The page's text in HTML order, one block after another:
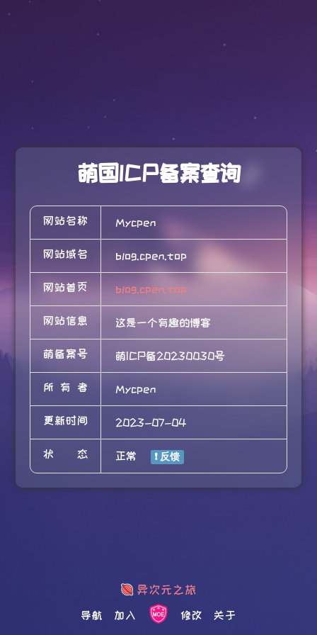
萌国ICP备案查询
网站名称 Mycpen
网站域名 blog.cpen.top
网站首页 blog.cpen.top
网站信息 这是一个有趣的博客
萌备案号 萌ICP备20230030号
所有者 Mycpen
更新时间 2023-07-04
状态 正常
导航 加入 修改 关于